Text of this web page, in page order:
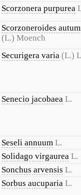
Scorzonera purpurea
Scorzoneroides
(L.) Moench
Securigera varia (L.)
Senecio jacobaea L.
Seseli annuum L.
Solidago virgaurea L.
Sonchus arvensis L.
Sorbus aucuparia L.